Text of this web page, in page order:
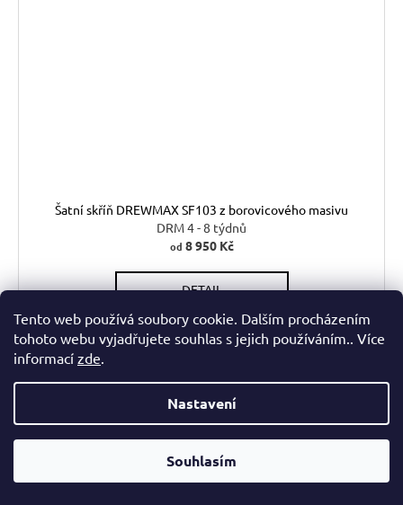
Tento web používá soubory cookie. Dalším procházením
tohoto webu vyjadřujete souhlas s jejich používáním.. Více
informací zde.
Nastavení
Souhlasím
Šatní skříň DREWMAX SF103 z borovicového masivu
DRM 4 - 8 týdnů
od 8 950 Kč
DETAIL
Šatní skříň z masivu DREWMAX SF 103 je kvalitně zhotovená
dvoudvéřová skříň se šatní tyčí, která Vás překvapí perfektní
stabilitou a dlouhou životností. Skříň z masivu...
AKCE